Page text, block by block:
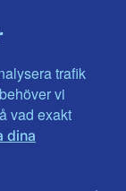
trafik
vi
vad exakt
dina